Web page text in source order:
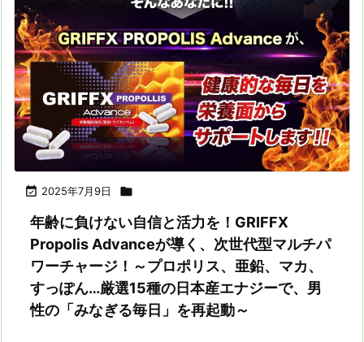
 2025年7月9日 
年齢に負けない自信と活力を！GRIFFX
Propolis Advanceが導く、次世代型マルチパ
ワーチャージ！～プロポリス、亜鉛、マカ、
すっぽん…厳選15種の日本産エナジーで、男
性の「みなぎる毎日」を再起動～